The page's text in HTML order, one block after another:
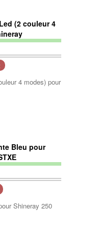
4 modes) pour
Shineray 250